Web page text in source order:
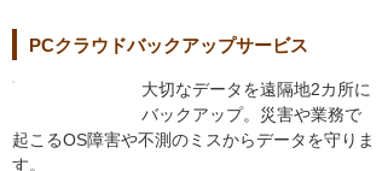
PCクラウドバックアップサービス
大切なデータを遠隔地2カ所に
バックアップ。災害や業務で
起こるOS障害や不測のミスからデータを守りま
す。